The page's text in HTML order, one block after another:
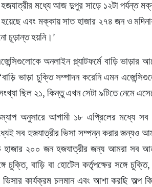
মধ্যে আজ দুপুর সাড়ে ১২টা পর্যন্ত
হয়েছে এবং মক্কায় সাত হাজার ২৭৪ জন ও
চূড়ান্ত হয়নি।’
অনলাইন প্ল্যাটফর্মে বাড়ি ভাড়ার
ভাড়া চুক্তি সম্পাদন করেনি এমন
ছিল ২১, কিন্তু এখন সেটা ৯টিতে নেমে
অনুসারে আগামী ১৮ এপ্রিলের মধ্যে সব
সব হজযাত্রীর ভিসা সম্পন্ন করার জন্যও
হাজার ২০০ জন হজযাত্রীর জন্য আমরা সব
চুক্তি, বাড়ি বা হোটেল কর্তৃপক্ষের সঙ্গে
কার্যক্রম চলমান এবং আশা করছি অল্প